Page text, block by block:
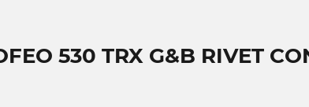
530 TRX G&B RIVET